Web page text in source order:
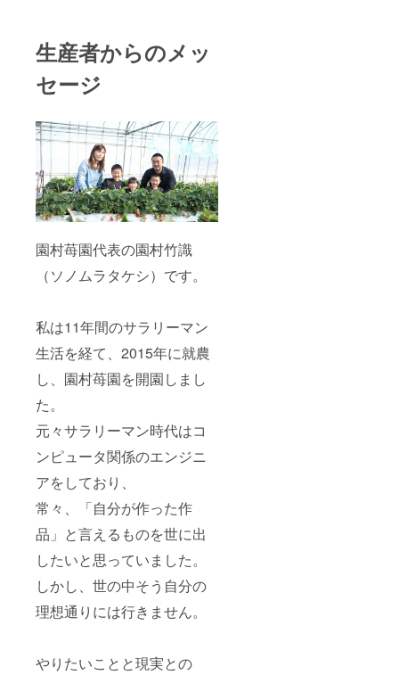
生産者からのメッ
セージ
園村苺園代表の園村竹識
（ソノムラタケシ）です。
私は11年間のサラリーマン
生活を経て、2015年に就農
し、園村苺園を開園しまし
た。
元々サラリーマン時代はコ
ンピュータ関係のエンジニ
アをしており、
常々、「自分が作った作
品」と⾔えるものを世に出
したいと思っていました。
しかし、世の中そう自分の
理想通りには行きません。
やりたいことと現実との